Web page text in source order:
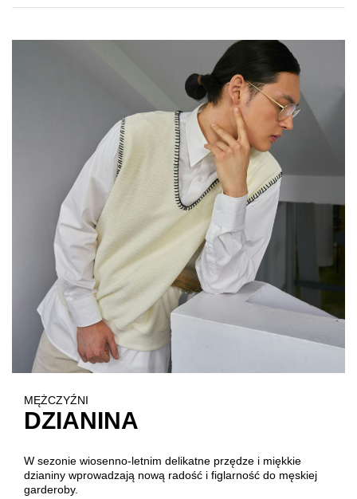
MĘŻCZYŹNI
DZIANINA
W sezonie wiosenno-letnim delikatne przędze i miękkie
dzianiny wprowadzają nową radość i figlarność do męskiej
garderoby.